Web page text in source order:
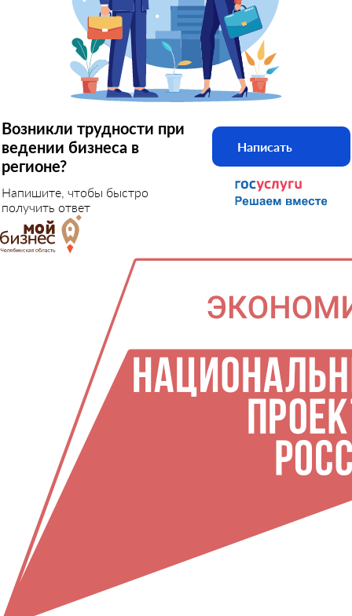
Возникли трудности при
ведении бизнеса в
регионе?
Напишите, чтобы быстро
получить ответ
Написать